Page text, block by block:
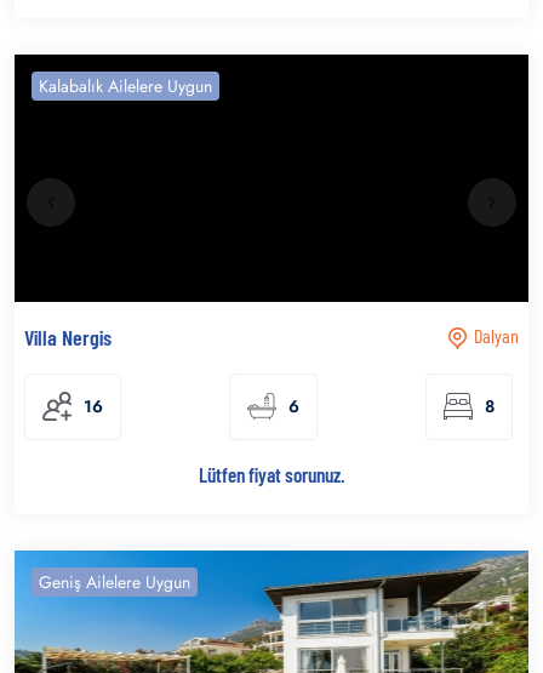
Kalabalık Ailelere Uygun
Dalyan
Villa Nergis
16 6 8
Lütfen fiyat sorunuz.
Geniş Ailelere Uygun